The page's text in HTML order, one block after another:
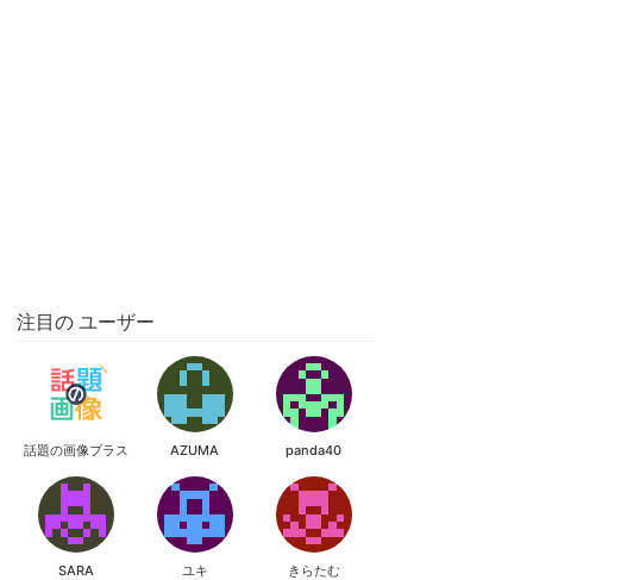
注目の ユーザー
話題の画像プラス AZUMA panda40
SARA ユキ きらたむ